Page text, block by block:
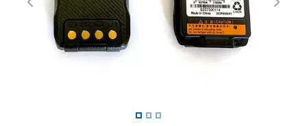
Previous Next